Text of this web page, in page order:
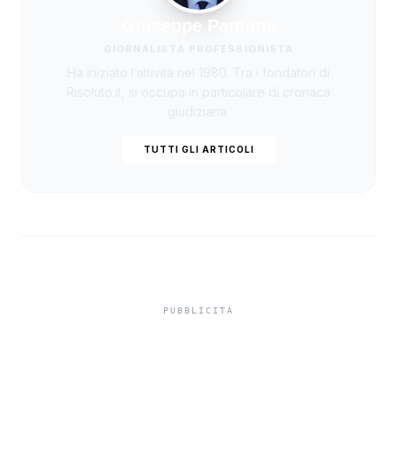
Giuseppe Pantano
TUTTI GLI ARTICOLI